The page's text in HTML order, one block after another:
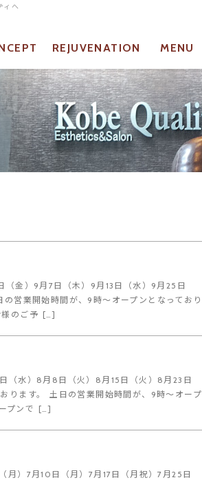
ィへ
ついて
REJUVENATION
リジュベネーションとは
MENU
メニュー
（金）9月7日（木）9月13日（水）9月25日
営業開始時間が、9時～オープンとなっており
様のご予 […]
（水）8月8日（火）8月15日（火）8月23日
ります。 土日の営業開始時間が、9時～オープ
プンで […]
月）7月10日（月）7月17日（月祝）7月25日